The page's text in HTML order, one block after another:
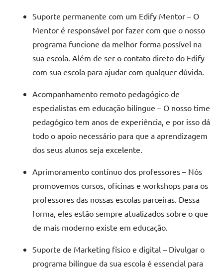
Suporte permanente com um Edify Mentor – O
Mentor é responsável por fazer com que o nosso
programa funcione da melhor forma possível na
sua escola. Além de ser o contato direto do Edify
com sua escola para ajudar com qualquer dúvida.
Acompanhamento remoto pedagógico de
especialistas em educação bilíngue – O nosso time
pedagógico tem anos de experiência, e por isso dá
todo o apoio necessário para que a aprendizagem
dos seus alunos seja excelente.
Aprimoramento contínuo dos professores – Nós
promovemos cursos, oficinas e workshops para os
professores das nossas escolas parceiras. Dessa
forma, eles estão sempre atualizados sobre o que
de mais moderno existe em educação.
Suporte de Marketing físico e digital – Divulgar o
programa bilíngue da sua escola é essencial para